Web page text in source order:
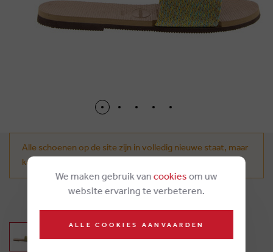
Alle schoenen op de site zijn in volledig nieuwe staat, maar
kunnen tekenen van doorpas vertonen.
€ 38,00
We maken gebruik van cookies om uw
website ervaring te verbeteren.
ALLE COOKIES AANVAARDEN